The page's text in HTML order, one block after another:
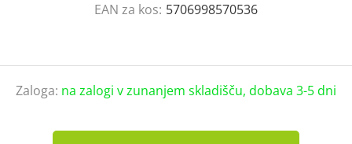
EAN za kos: 5706998570536
Zaloga: na zalogi v zunanjem skladišču, dobava 3-5 dni